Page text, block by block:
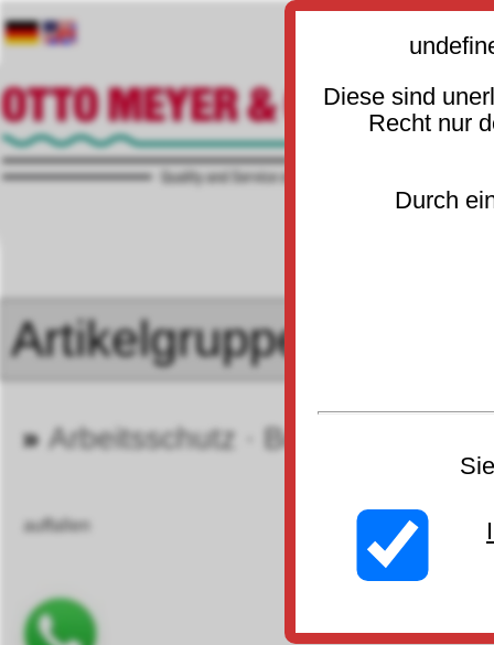
» Arbeitsschutz ·
auffallen
Diese sind
Recht nur
Durch